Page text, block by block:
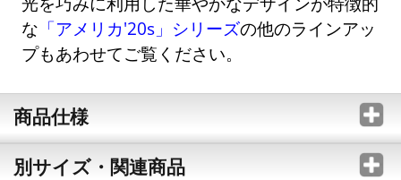
な 「アメリカ'20s」シリーズの他のラインアッ
プもあわせてご覧ください。
商品仕様
別サイズ・関連商品